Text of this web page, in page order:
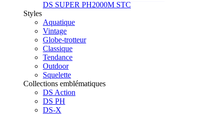
DS SUPER PH2000M STC
Styles
Aquatique
Vintage
Globe-trotteur
Classique
Tendance
Outdoor
Squelette
Collections emblématiques
DS Action
DS PH
DS-X